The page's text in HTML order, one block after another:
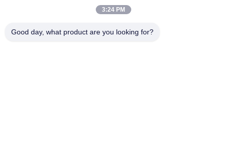
50-01165-20 ক্যারিয়ারের জন্য ক্ল্যাচ মেরামত কিট S750/OASIS250 Supra
3:24 PM
Good day, what product are you looking for?